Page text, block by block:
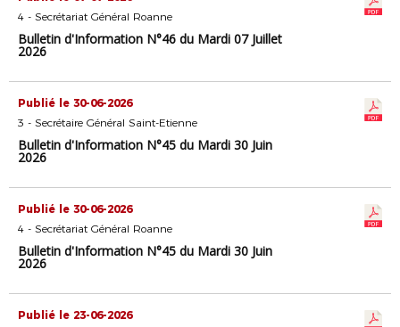
4 - Secrétariat Général Roanne
Bulletin d'Information N°46 du Mardi 07 Juillet
2026
Publié le 30-06-2026
3 - Secrétaire Général Saint-Etienne
Bulletin d'Information N°45 du Mardi 30 Juin
2026
Publié le 30-06-2026
4 - Secrétariat Général Roanne
Bulletin d'Information N°45 du Mardi 30 Juin
2026
Publié le 23-06-2026